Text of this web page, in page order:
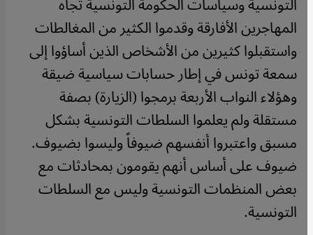
المهاجرين الأفارقة وقدموا الكثير من المغالطات
واستقبلوا كثيرين من الأشخاص الذين أساؤوا إلى
سمعة تونس في إطار حسابات سياسية ضيقة
وهؤلاء النواب الأربعة برمجوا (الزيارة) بصفة
مستقلة ولم يعلموا السلطات التونسية بشكل
مسبق واعتبروا أنفسهم ضيوفاً وليسوا بضيوف.
ضيوف على أساس أنهم يقومون بمحادثات مع
بعض المنظمات التونسية وليس مع السلطات
التونسية.